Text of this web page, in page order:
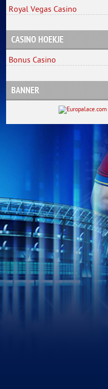
Royal Vegas Casino
CASINO HOEKJE
Bonus Casino
BANNER